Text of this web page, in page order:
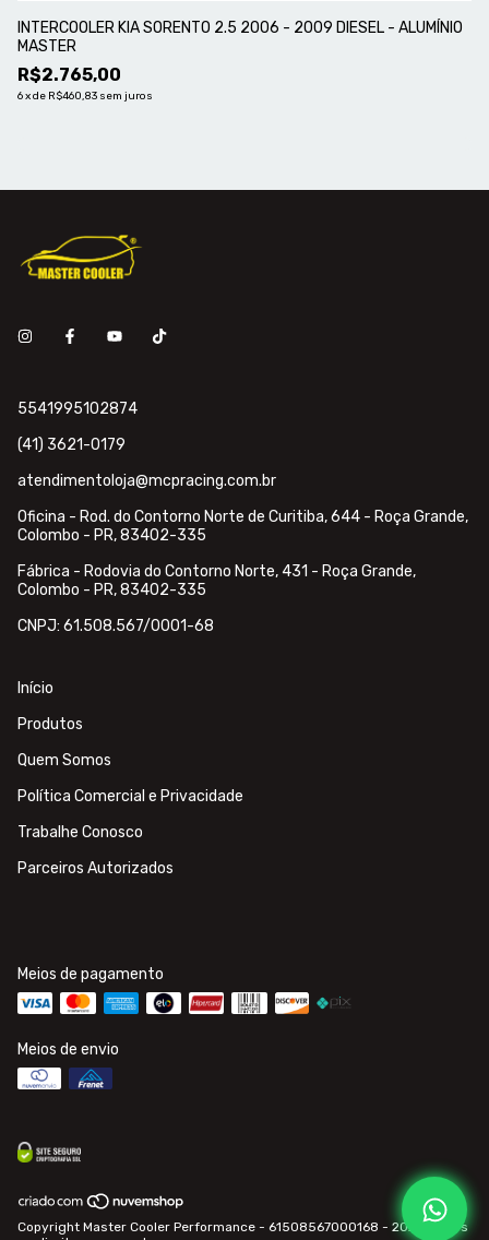
INTERCOOLER KIA SORENTO 2.5 2006 - 2009 DIESEL - ALUMÍNIO
MASTER
R$2.765,00
6xde R$460,83 sem juros
5541995102874
(41) 3621-0179
atendimentoloja@mcpracing.com.br
Oficina - Rod. do Contorno Norte de Curitiba, 644 - Roça Grande,
Colombo - PR, 83402-335
Fábrica - Rodovia do Contorno Norte, 431 - Roça Grande,
Colombo - PR, 83402-335
CNPJ: 61.508.567/0001-68
Início
Produtos
Quem Somos
Política Comercial e Privacidade
Trabalhe Conosco
Parceiros Autorizados
Meios de pagamento
Meios de envio
Copyright Master Cooler Performance - 61508567000168 - 2026. Todos